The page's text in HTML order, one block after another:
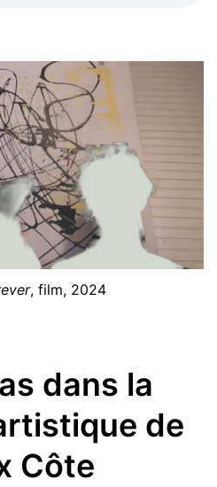
, film, 2024
dans la
de
Côte